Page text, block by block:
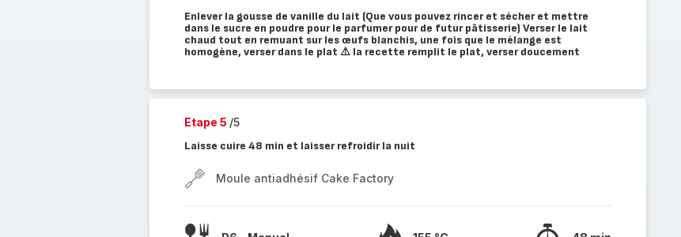
Enlever la gousse de vanille du lait (Que vous pouvez rincer et sécher et mettre
dans le sucre en poudre pour le parfumer pour de futur pâtisserie) Verser le lait
chaud tout en remuant sur les œufs blanchis, une fois que le mélange est
homogène, verser dans le plat ⚠️ la recette remplit le plat, verser doucement
Etape 5 /5
Laisse cuire 48 min et laisser refroidir la nuit
Moule antiadhésif Cake Factory